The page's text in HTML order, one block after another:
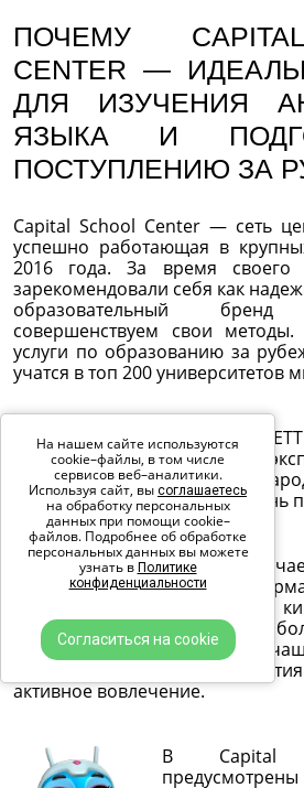
ПОЧЕМУ
CENTER —
ДЛЯ ИЗУЧЕНИЯ
ЯЗЫКА И
ПОСТУПЛЕНИЮ ЗА
Capital School Center — сеть
успешно работающая в
2016 года. За время своего
зарекомендовали себя как
образовательный
совершенствуем свои
услуги по образованию за
учатся в топ 200 университетов
В 2018 году на выставке
получила высокую оценку от
а также признание от
подтверждает высокий уровень
Метод образования 4D
канала восприятия
аудиальный, тактильный и
позволяет педагогу
взаимодействовать с
различные способы
активное вовлечение.
В Capital
На нашем сайте используются
cookie–файлы, в том числе
сервисов веб–аналитики.
Используя сайт, вы соглашаетесь
на обработку персональных
данных при помощи cookie–
файлов. Подробнее об обработке
персональных данных вы можете
узнать в Политике
конфиденциальности
Согласиться на cookie